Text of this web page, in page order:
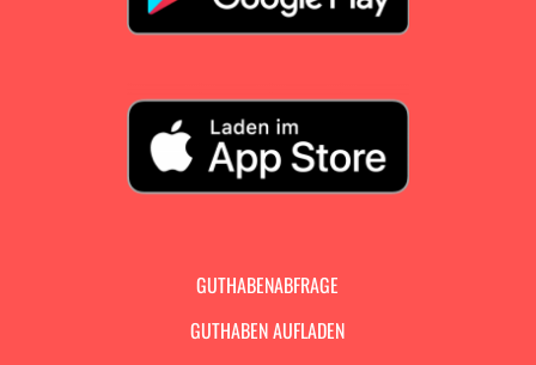
GUTHABENABFRAGE
GUTHABEN AUFLADEN